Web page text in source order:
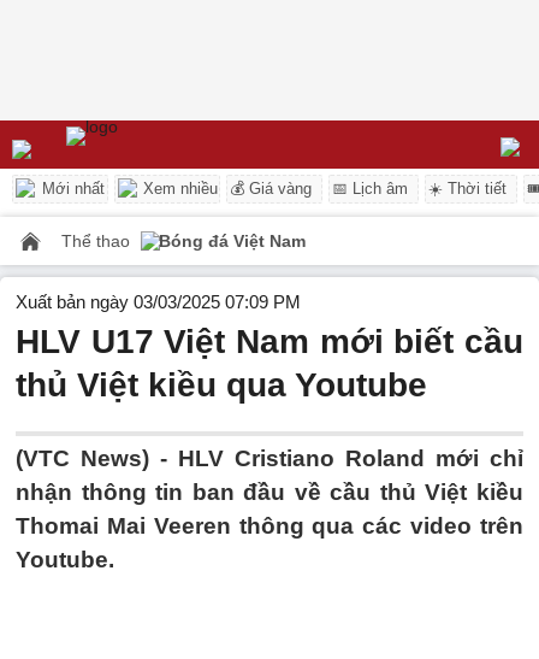
Mới nhất Xem nhiều 💰 Giá vàng 📅 Lịch âm ☀️ Thời tiết
Thể thao Bóng đá Việt Nam
Xuất bản ngày 03/03/2025 07:09 PM
HLV U17 Việt Nam mới biết cầu
thủ Việt kiều qua Youtube
(VTC News) - HLV Cristiano Roland mới chỉ
nhận thông tin ban đầu về cầu thủ Việt kiều
Thomai Mai Veeren thông qua các video trên
Youtube.